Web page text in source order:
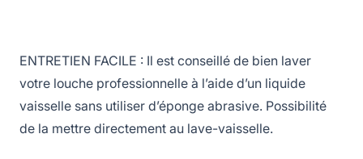
ENTRETIEN FACILE : Il est conseillé de bien laver
votre louche professionnelle à l’aide d’un liquide
vaisselle sans utiliser d’éponge abrasive. Possibilité
de la mettre directement au lave-vaisselle.